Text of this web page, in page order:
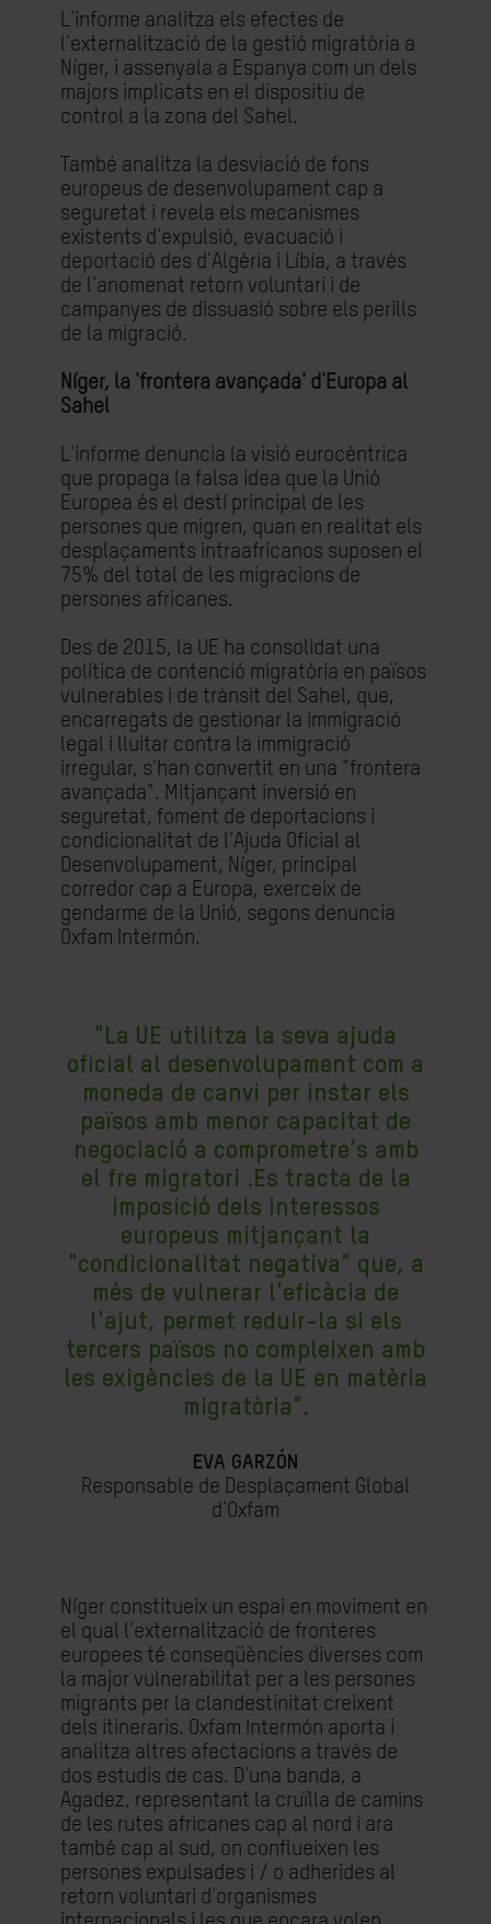
L'informe analitza els efectes de
l'externalització de la gestió migratòria a
Níger, i assenyala a Espanya com un dels
majors implicats en el dispositiu de
control a la zona del Sahel.
També analitza la desviació de fons
europeus de desenvolupament cap a
seguretat i revela els mecanismes
existents d'expulsió, evacuació i
deportació des d'Algèria i Líbia, a través
de l'anomenat retorn voluntari i de
campanyes de dissuasió sobre els perills
de la migració.
Níger, la 'frontera avançada' d'Europa al
Sahel
L'informe denuncia la visió eurocèntrica
que propaga la falsa idea que la Unió
Europea és el destí principal de les
persones que migren, quan en realitat els
desplaçaments intraafricanos suposen el
75% del total de les migracions de
persones africanes.
Des de 2015, la UE ha consolidat una
política de contenció migratòria en països
vulnerables i de trànsit del Sahel, que,
encarregats de gestionar la immigració
legal i lluitar contra la immigració
irregular, s'han convertit en una "frontera
avançada". Mitjançant inversió en
seguretat, foment de deportacions i
condicionalitat de l'Ajuda Oficial al
Desenvolupament, Níger, principal
corredor cap a Europa, exerceix de
gendarme de la Unió, segons denuncia
Oxfam Intermón.
"La UE utilitza la seva ajuda
oficial al desenvolupament com a
moneda de canvi per instar els
països amb menor capacitat de
negociació a comprometre’s amb
el fre migratori .Es tracta de la
imposició dels interessos
europeus mitjançant la
"condicionalitat negativa" que, a
més de vulnerar l'eficàcia de
l'ajut, permet reduir-la si els
tercers països no compleixen amb
les exigències de la UE en matèria
migratòria".
EVA GARZÓN
Responsable de Desplaçament Global
d'Oxfam
Níger constitueix un espai en moviment en
el qual l'externalització de fronteres
europees té conseqüències diverses com
la major vulnerabilitat per a les persones
migrants per la clandestinitat creixent
dels itineraris. Oxfam Intermón aporta i
analitza altres afectacions a través de
dos estudis de cas. D'una banda, a
Agadez, representant la cruïlla de camins
de les rutes africanes cap al nord i ara
també cap al sud, on conflueixen les
persones expulsades i / o adherides al
retorn voluntari d'organismes